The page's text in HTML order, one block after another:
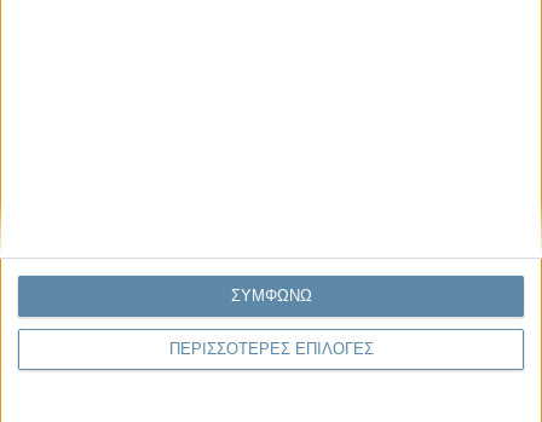
ΠΕΡΙΣΣΟΤΕΡΕΣ ΕΠΙΛΟΓΕΣ
ΣΥΜΦΩΝΩ
Να αφήνεις τους ανθρώπους να είναι (letting